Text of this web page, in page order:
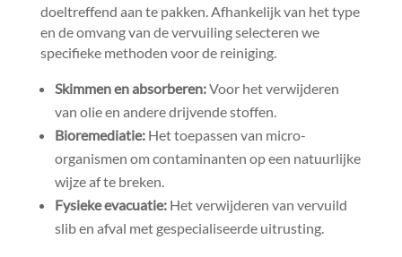
doeltreffend aan te pakken.​ Afhankelijk van het type
en de omvang van de vervuiling selecteren we
specifieke methoden voor de reiniging.​
Skimmen en absorberen:Voor het verwijderen
van olie en andere drijvende stoffen.​
Bioremediatie:Het toepassen van micro-
organismen om contaminanten op een natuurlijke
wijze af te breken.​
Fysieke evacuatie:Het verwijderen van vervuild
slib en afval met gespecialiseerde uitrusting.​